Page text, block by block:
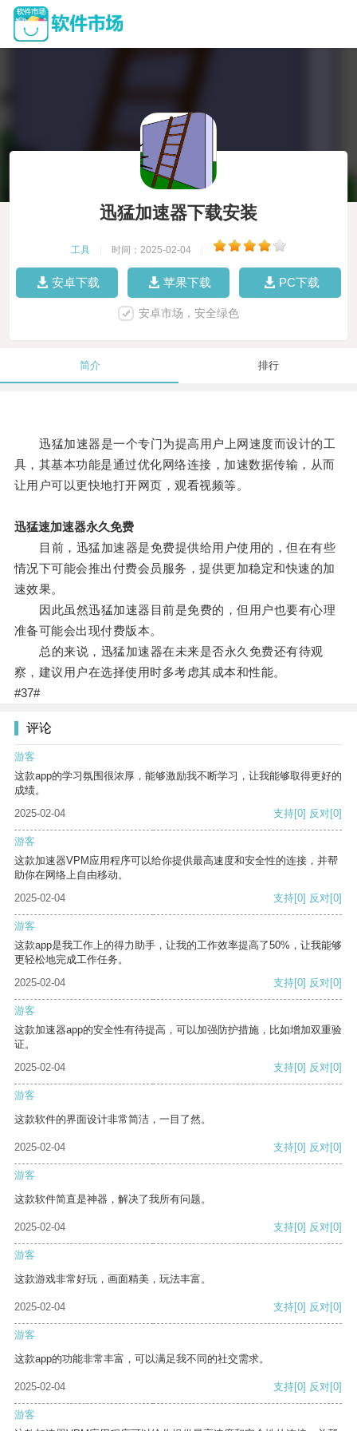
迅猛加速器下载安装
工具 时间：2025-02-04
安卓下载 苹果下载 PC下载
安卓市场，安全绿色
简介 排行
迅猛加速器是一个专门为提高用户上网速度而设计的工
具，其基本功能是通过优化网络连接，加速数据传输，从而
让用户可以更快地打开网页，观看视频等。
迅猛速加速器永久免费
目前，迅猛加速器是免费提供给用户使用的，但在有些
情况下可能会推出付费会员服务，提供更加稳定和快速的加
速效果。
因此虽然迅猛加速器目前是免费的，但用户也要有心理
准备可能会出现付费版本。
总的来说，迅猛加速器在未来是否永久免费还有待观
察，建议用户在选择使用时多考虑其成本和性能。
#37#
评论
游客
这款app的学习氛围很浓厚，能够激励我不断学习，让我能够取得更好的
成绩。
2025-02-04
支持[0] 反对[0]
游客
这款加速器VPM应用程序可以给你提供最高速度和安全性的连接，并帮
助你在网络上自由移动。
2025-02-04
支持[0] 反对[0]
游客
这款app是我工作上的得力助手，让我的工作效率提高了50%，让我能够
更轻松地完成工作任务。
2025-02-04
支持[0] 反对[0]
游客
这款加速器app的安全性有待提高，可以加强防护措施，比如增加双重验
证。
2025-02-04
支持[0] 反对[0]
游客
这款软件的界面设计非常简洁，一目了然。
2025-02-04 支持[0] 反对[0]
游客
这款软件简直是神器，解决了我所有问题。
2025-02-04 支持[0] 反对[0]
游客
这款游戏非常好玩，画面精美，玩法丰富。
2025-02-04 支持[0] 反对[0]
游客
这款app的功能非常丰富，可以满足我不同的社交需求。
2025-02-04 支持[0] 反对[0]
游客